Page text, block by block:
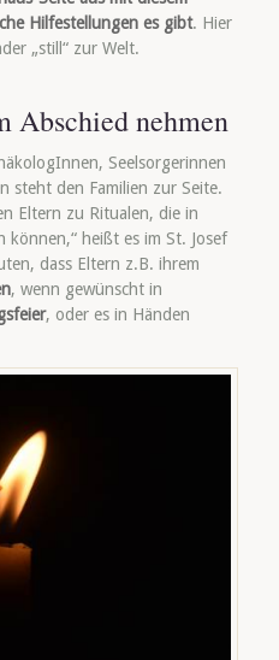
Hilfestellungen es gibt. Hier
„still“ zur Welt.
Abschied nehmen
Seelsorgerinnen
steht den Familien zur Seite.
Eltern zu Ritualen, die in
können,“ heißt es im St. Josef
dass Eltern z.B. ihrem
, wenn gewünscht in
, oder es in Händen